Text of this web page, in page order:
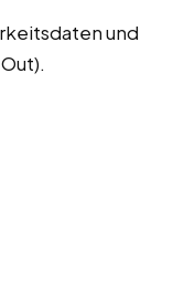
und